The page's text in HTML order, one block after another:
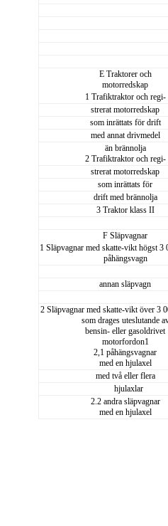
E Traktorer och
motorredskap
1 Trafiktraktor och regi-
strerat motorredskap
som inrättats för drift
med annat drivmedel
än brännolja
2 Trafiktraktor och regi-
strerat motorredskap
som inrättats för
drift med brännolja
3 Traktor klass II
F Släpvagnar
1 Släpvagnar med skatte-vikt högst 3
påhängsvagn
annan släpvagn
2 Släpvagnar med skatte-vikt över 3
som drages uteslutande
bensin- eller gasoldrivet
motorfordon1
2,1 påhängsvagnar
med en hjulaxel
med två eller flera
hjulaxlar
2.2 andra släpvagnar
med en hjulaxel